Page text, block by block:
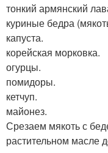
тонкий армянский
куриные бедра
капуста.
корейская морковка.
огурцы.
помидоры.
кетчуп.
майонез.
Срезаем мякоть с
растительном масле